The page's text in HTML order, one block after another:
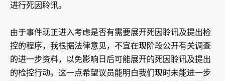
进行死因聆讯。
由于事件现正进入考虑是否有需要展开死因聆讯及提出检
控的程序，我根据法律意见，不宜在现阶段公开有关调查
的进一步资料，以免影响日后可能展开的死因聆讯及提出
的检控行动。这一点希望议员能明白我们现时未能进一步